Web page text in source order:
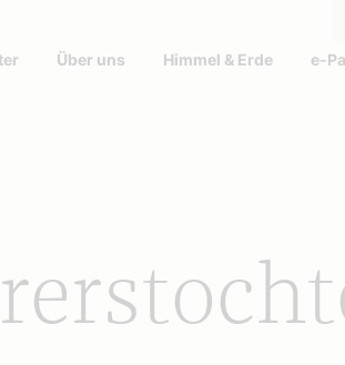
Über uns Himmel & Erde e-